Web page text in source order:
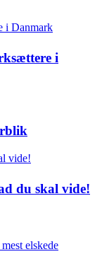
i
du skal vide!